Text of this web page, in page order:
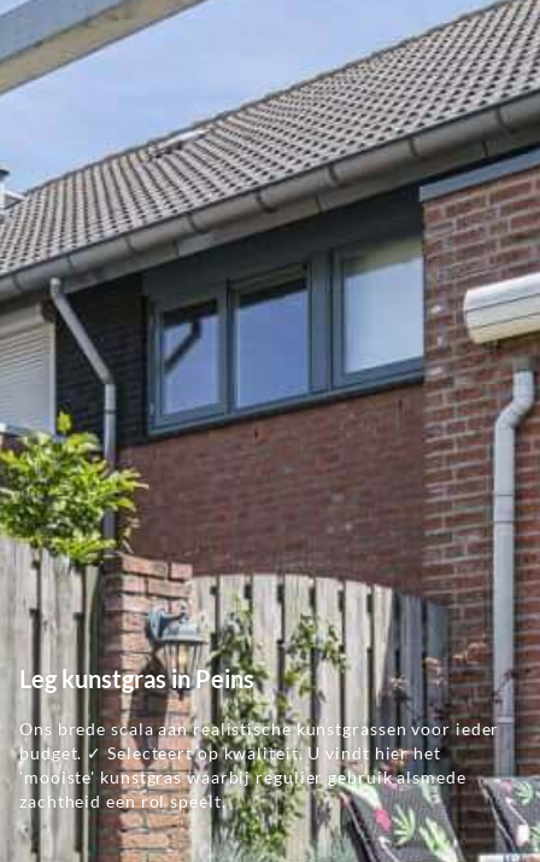
Leg kunstgras in Peins
Ons brede scala aan realistische kunstgrassen voor ieder
budget. ✓ Selecteert op kwaliteit. U vindt hier het
'mooiste' kunstgras waarbij regulier gebruik alsmede
zachtheid een rol speelt.